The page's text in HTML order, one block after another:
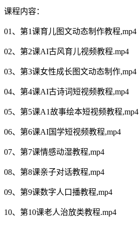
课程内容：
01、第1课育儿图文动态制作教程,mp4
02、第2课AI古风育儿视频教程.mp4
03、第3课女性成长图文动态制作,mp4
04、第4课AI古诗词短视频教程,mp4
05、第5课A1故事绘本短视频教程,mp4
06、第6课AI国学短视频教程,mp4
07、第7课情感动湿教程,mp4
08、第8课亲子对话教程,mp4
09、第9课数字人口播教程,mp4
10、第10课老人治放类教程.mp4